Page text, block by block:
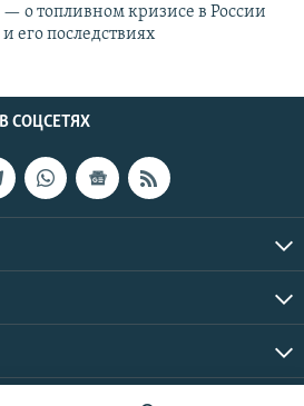
— о топливном кризисе в России
и его последствиях
СОЦСЕТЯХ